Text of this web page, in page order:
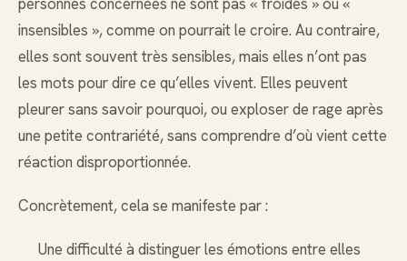
insensibles », comme on pourrait le croire. Au contraire,
elles sont souvent très sensibles, mais elles n’ont pas
les mots pour dire ce qu’elles vivent. Elles peuvent
pleurer sans savoir pourquoi, ou exploser de rage après
une petite contrariété, sans comprendre d’où vient cette
réaction disproportionnée.
Concrètement, cela se manifeste par :
Une difficulté à distinguer les émotions entre elles